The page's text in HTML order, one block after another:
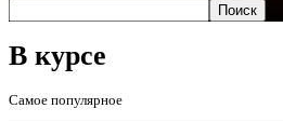
В курсе
Самое популярное